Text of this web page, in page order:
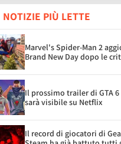
NOTIZIE PIÙ LETTE
Marvel's Spider-Man 2
Brand New Day dopo le
Il prossimo trailer di GTA
sarà visibile su Netflix
Il record di giocatori di